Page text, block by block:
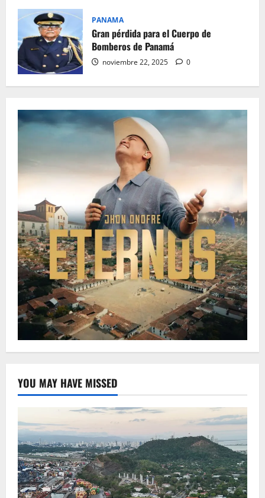
PANAMA
Gran pérdida para el Cuerpo de
Bomberos de Panamá
noviembre 22, 2025 0
YOU MAY HAVE MISSED